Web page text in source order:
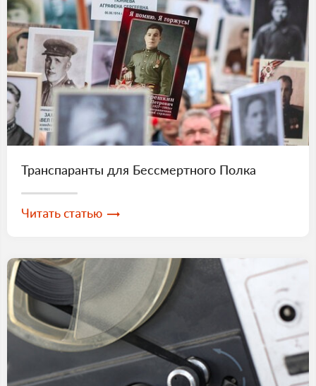
Транспаранты для Бессмертного Полка
Читать статью